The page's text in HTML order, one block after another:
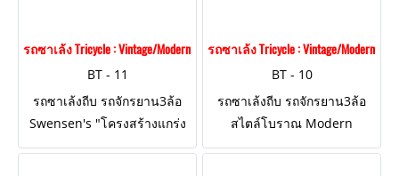
รถซาเล้ง Tricycle : Vintage/Modern Style BT - 11
BT - 11
รถซาเล้งถีบ รถจักรยาน3ล้อ
Swensen's "โครงสร้างแกร่ง
แข็งแรง ถีบได้จริง!"
รถซาเล้ง Tricycle : Vintage/Modern
BT - 10
รถซาเล้งถีบ รถจักรยาน3ล้อ
สไตล์โบราณ Modern
Vintage Style เรียบหรู ตกแต่ง